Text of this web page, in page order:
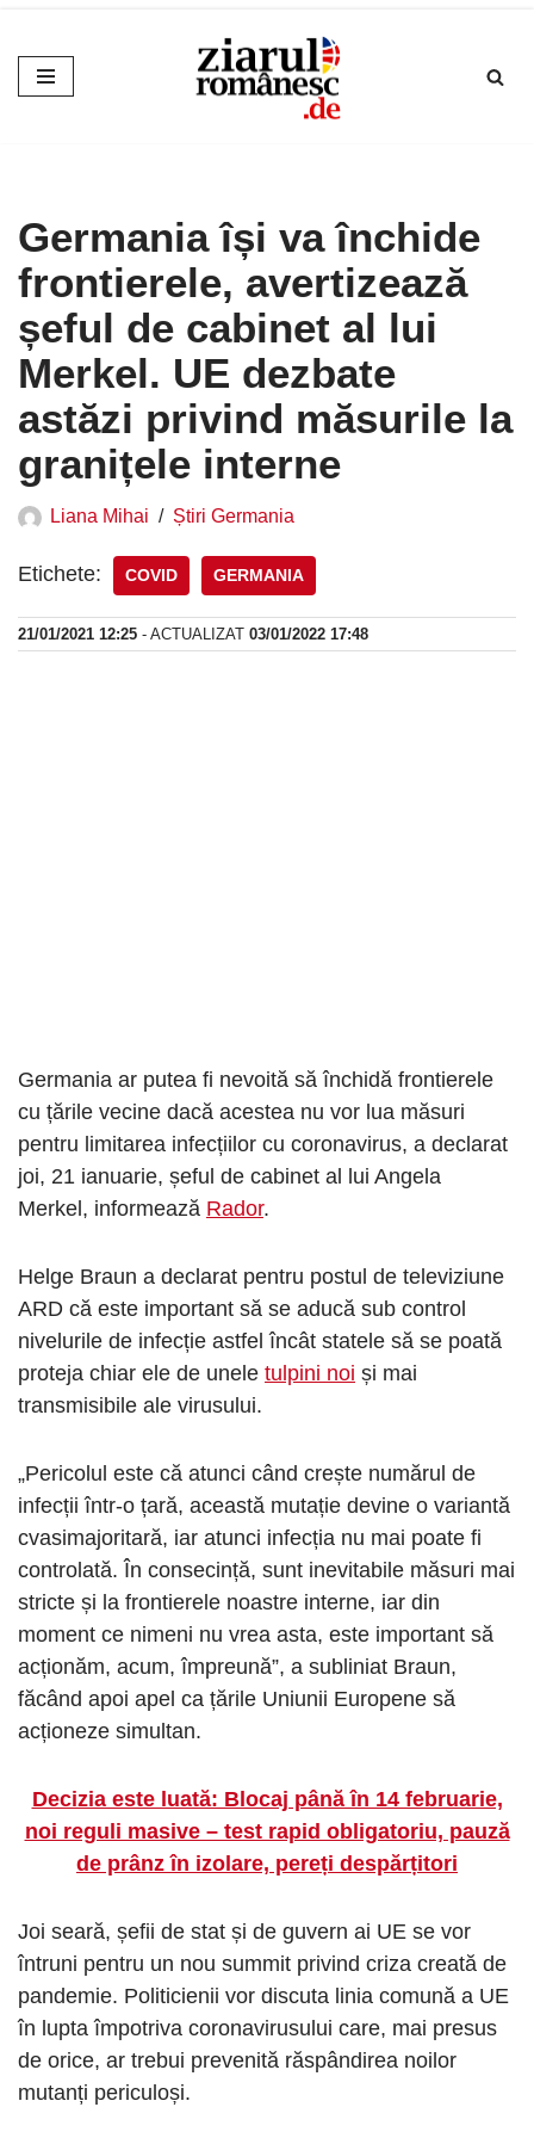
Sari
la
Germania își va închide
frontierele, avertizează
șeful de cabinet al lui
Merkel. UE dezbate
astăzi privind măsurile la
granițele interne
Liana Mihai Știri Germania
Etichete: COVID GERMANIA
21/01/2021 12:25 - ACTUALIZAT 03/01/2022 17:48
Germania ar putea fi nevoită să închidă frontierele
cu țările vecine dacă acestea nu vor lua măsuri
pentru limitarea infecțiilor cu coronavirus, a declarat
joi, 21 ianuarie, șeful de cabinet al lui Angela
Merkel, informează Rador.
Helge Braun a declarat pentru postul de televiziune
ARD că este important să se aducă sub control
nivelurile de infecție astfel încât statele să se poată
proteja chiar ele de unele tulpini noi și mai
transmisibile ale virusului.
„Pericolul este că atunci când crește numărul de
infecții într-o țară, această mutație devine o variantă
cvasimajoritară, iar atunci infecția nu mai poate fi
controlată. În consecință, sunt inevitabile măsuri mai
stricte și la frontierele noastre interne, iar din
moment ce nimeni nu vrea asta, este important să
acționăm, acum, împreună”, a subliniat Braun,
făcând apoi apel ca țările Uniunii Europene să
acționeze simultan.
Decizia este luată: Blocaj până în 14 februarie,
noi reguli masive – test rapid obligatoriu, pauză
de prânz în izolare, pereți despărțitori
Joi seară, șefii de stat și de guvern ai UE se vor
întruni pentru un nou summit privind criza creată de
pandemie. Politicienii vor discuta linia comună a UE
în lupta împotriva coronavirusului care, mai presus
de orice, ar trebui prevenită răspândirea noilor
mutanți periculoși.